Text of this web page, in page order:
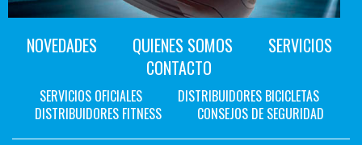
NOVEDADES QUIENES SOMOS
SERVICIOS
CONTACTO
SERVICIOS OFICIALES
DISTRIBUIDORES BICICLETAS
DISTRIBUIDORES FITNESS
CONSEJOS DE SEGURIDAD